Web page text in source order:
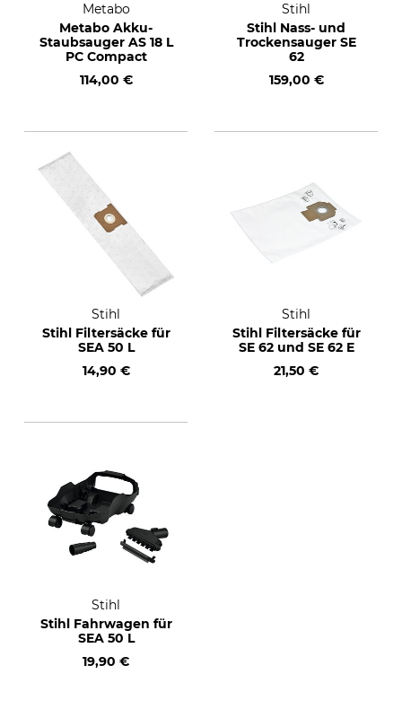
Metabo
Metabo Akku-
Staubsauger AS 18 L
PC Compact
114,00 €
Stihl
Stihl Nass- und
Trockensauger SE
62
159,00 €
Stihl
Stihl Filtersäcke für
SEA 50 L
14,90 €
Stihl
Stihl Filtersäcke für
SE 62 und SE 62 E
21,50 €
Stihl
Stihl Fahrwagen für
SEA 50 L
19,90 €